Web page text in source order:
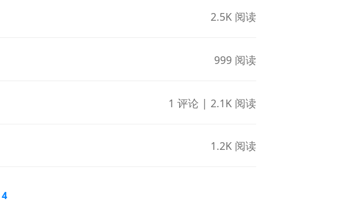
2.5K 阅读
999 阅读
1 评论 | 2.1K 阅读
1.2K 阅读
4